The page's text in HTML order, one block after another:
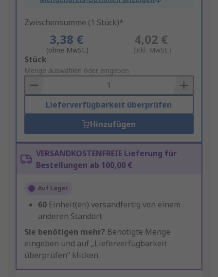
Zwischensumme (1 Stück)*
3,38 €
(ohne MwSt.)
4,02 €
(inkl. MwSt.)
Add
to
Basket
Stück
Menge auswählen oder eingeben
Lieferverfügbarkeit überprüfen
Hinzufügen
VERSANDKOSTENFREIE Lieferung für
Bestellungen ab 100,00 €
Auf Lager
60 Einheit(en) versandfertig von einem
anderen Standort
Sie benötigen mehr? Benötigte Menge
eingeben und auf „Lieferverfügbarkeit
überprüfen“ klicken.